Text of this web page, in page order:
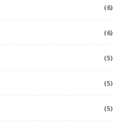
(6)
(6)
(5)
(5)
(5)